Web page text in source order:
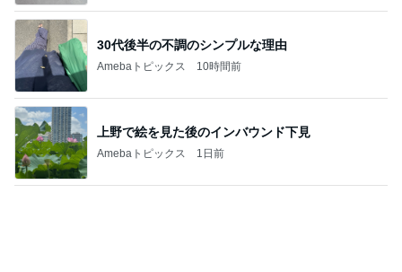
買って良かった友人にも褒められた物
Amebaトピックス 2日前